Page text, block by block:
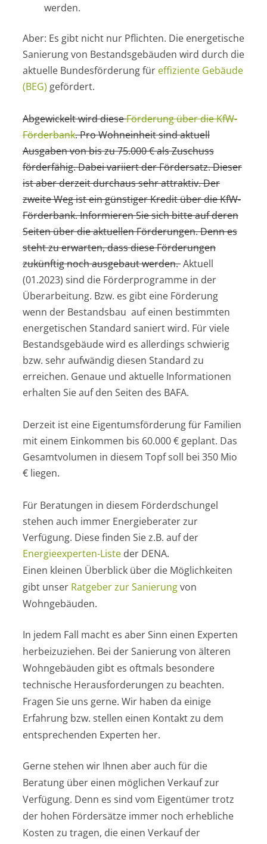
werden.
Aber: Es gibt nicht nur Pflichten. Die energetische
Sanierung von Bestandsgebäuden wird durch die
aktuelle Bundesförderung für effiziente Gebäude
(BEG) gefördert.
Abgewickelt wird dieseFörderung über die KfW-
Förderbank. Pro Wohneinheit sind aktuell
Ausgaben von bis zu 75.000 € als Zuschuss
förderfähig. Dabei variiert der Fördersatz. Dieser
ist aber derzeit durchaus sehr attraktiv. Der
zweite Weg ist ein günstiger Kredit über die KfW-
Förderbank. Informieren Sie sich bitte auf deren
Seiten über die aktuellen Förderungen. Denn es
steht zu erwarten, dass diese Förderungen
zukünftig noch ausgebaut werden.Aktuell
(01.2023) sind die Förderprogramme in der
Überarbeitung. Bzw. es gibt eine Förderung
wenn der Bestandsbau auf einen bestimmten
energetischen Standard saniert wird. Für viele
Bestandsgebäude wird es allerdings schwierig
bzw. sehr aufwändig diesen Standard zu
erreichen. Genaue und aktuelle Informationen
erhalten Sie auf den Seiten des BAFA.
Derzeit ist eine Eigentumsförderung für Familien
mit einem Einkommen bis 60.000 € geplant. Das
Gesamtvolumen in diesem Topf soll bei 350 Mio
€ liegen.
Für Beratungen in diesem Förderdschungel
stehen auch immer Energieberater zur
Verfügung. Diese finden Sie z.B. auf der
Energieexperten-Liste der DENA.
Einen kleinen Überblick über die Möglichkeiten
gibt unser Ratgeber zur Sanierungvon
Wohngebäuden.
In jedem Fall macht es aber Sinn einen Experten
herbeizuziehen. Bei der Sanierung von älteren
Wohngebäuden gibt es oftmals besondere
technische Herausforderungen zu beachten.
Fragen Sie uns gerne. Wir haben da einige
Erfahrung bzw. stellen einen Kontakt zu dem
entsprechenden Experten her.
Gerne stehen wir Ihnen aber auch für die
Beratung über einen möglichen Verkauf zur
Verfügung. Denn es sind vom Eigentümer trotz
der hohen Fördersätze immer noch erhebliche
Kosten zu tragen, die einen Verkauf der